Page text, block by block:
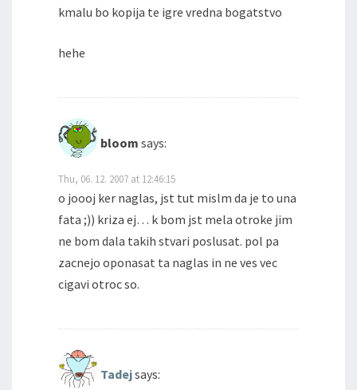
kmalu bo kopija te igre vredna bogatstvo
hehe
bloom says:
Thu, 06. 12. 2007 at 12:46:15
o joooj ker naglas, jst tut mislm da je to una
fata ;)) kriza ej… k bom jst mela otroke jim
ne bom dala takih stvari poslusat. pol pa
zacnejo oponasat ta naglas in ne ves vec
cigavi otroc so.
Tadejsays: